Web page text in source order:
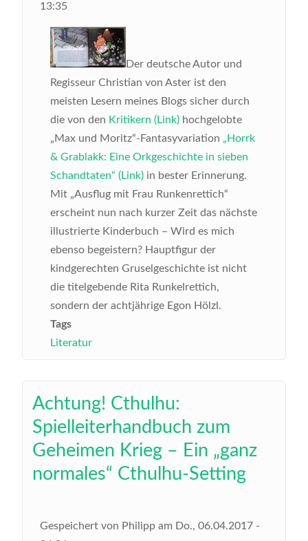
13:35
Der deutsche Autor und
Regisseur Christian von Aster ist den
meisten Lesern meines Blogs sicher durch
die von den Kritikern (Link) hochgelobte
„Max und Moritz“-Fantasyvariation „Horrk
& Grablakk: Eine Orkgeschichte in sieben
Schandtaten“ (Link) in bester Erinnerung.
Mit „Ausflug mit Frau Runkenrettich“
erscheint nun nach kurzer Zeit das nächste
illustrierte Kinderbuch – Wird es mich
ebenso begeistern? Hauptfigur der
kindgerechten Gruselgeschichte ist nicht
die titelgebende Rita Runkelrettich,
sondern der achtjährige Egon Hölzl.
Tags
Literatur
Achtung! Cthulhu:
Spielleiterhandbuch zum
Geheimen Krieg – Ein „ganz
normales“ Cthulhu-Setting
Gespeichert von Philipp am Do., 06.04.2017 -